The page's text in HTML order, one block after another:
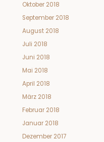
Oktober 2018
September 2018
August 2018
Juli 2018
Juni 2018
Mai 2018
April 2018
März 2018
Februar 2018
Januar 2018
Dezember 2017